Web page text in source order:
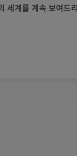
세계를 계속 보여드